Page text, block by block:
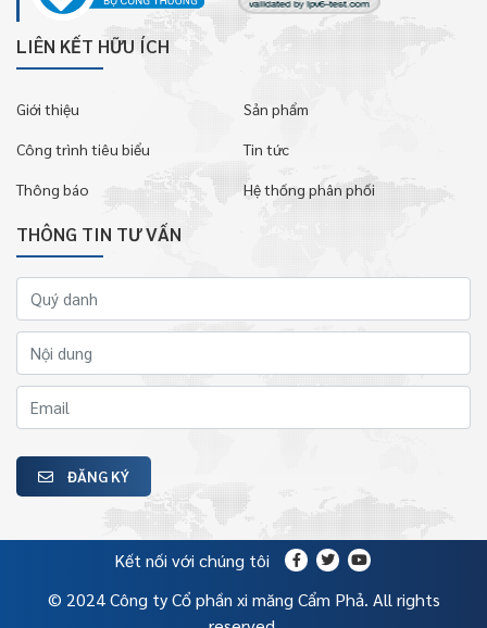
LIÊN KẾT HỮU ÍCH
Giới thiệu Sản phẩm
Công trình tiêu biểu Tin tức
Thông báo Hệ thống phân phối
THÔNG TIN TƯ VẤN
ĐĂNG KÝ
© 2024 Công ty Cổ phần xi măng Cẩm Phả. All rights
Kết nối với chúng tôi